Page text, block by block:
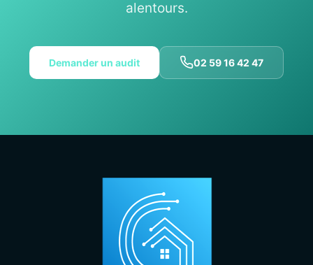
alentours.
Demander un audit 02 59 16 42 47